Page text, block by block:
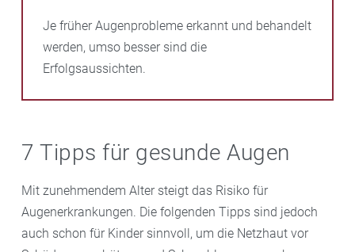
Je früher Augenprobleme erkannt und behandelt
werden, umso besser sind die
Erfolgsaussichten.
7 Tipps für gesunde Augen
Mit zunehmendem Alter steigt das Risiko für
Augenerkrankungen. Die folgenden Tipps sind jedoch
auch schon für Kinder sinnvoll, um die Netzhaut vor